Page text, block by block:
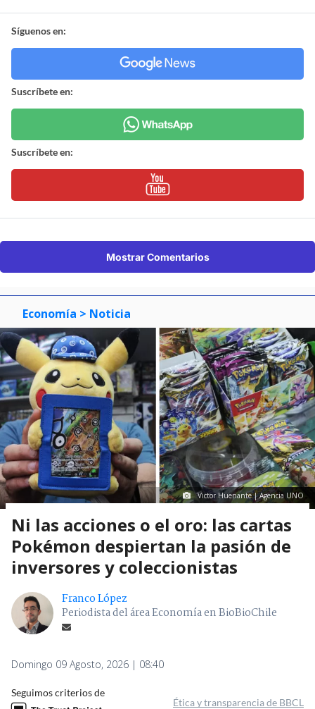
Síguenos en:
Suscríbete en:
Suscríbete en:
Mostrar Comentarios
Economía > Noticia
Victor Huenante | Agencia UNO
Ni las acciones o el oro: las cartas
Pokémon despiertan la pasión de
inversores y coleccionistas
Franco López
Periodista del área Economía en BioBioChile
Domingo 09 Agosto, 2026 | 08:40
Seguimos criterios de
Ética y transparencia de BBCL